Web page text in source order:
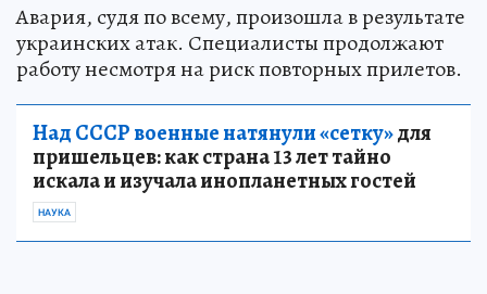
Авария, судя по всему, произошла в результате
украинских атак. Специалисты продолжают
работу несмотря на риск повторных прилетов.
Над СССР военные натянули «сетку»для
пришельцев: как страна 13 лет тайно
искала и изучала инопланетных гостей
НАУКА